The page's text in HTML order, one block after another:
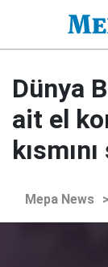
Dünya
ait el
Mepa News >